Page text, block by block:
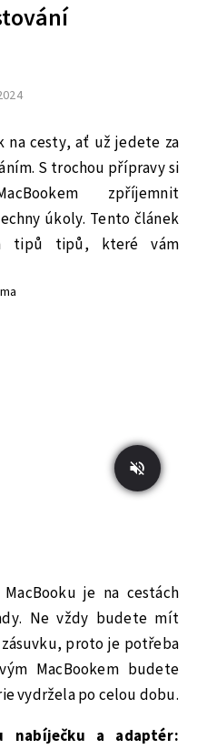
na cesty, ať už jedete za
S trochou přípravy si
zpříjemnit
úkoly. Tento článek
tipů tipů, které vám
je na cestách
Ne vždy budete mít
proto je potřeba
MacBookem budete
vydržela po celou dobu.
nabíječku a adaptér: